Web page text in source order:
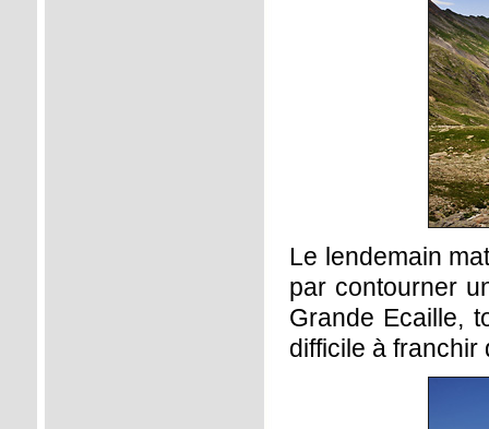
Le lendemain
par contourner
Grande Ecaille,
difficile à franchir